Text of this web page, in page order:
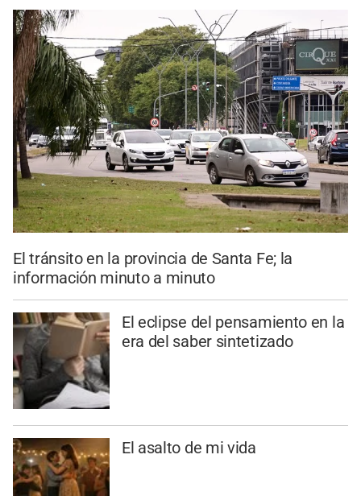
El tránsito en la provincia de Santa Fe; la
información minuto a minuto
El eclipse del pensamiento en la
era del saber sintetizado
El asalto de mi vida